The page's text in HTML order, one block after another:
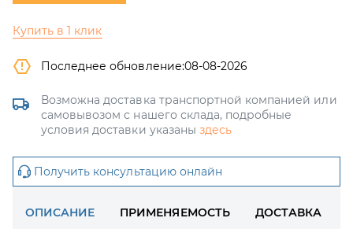
Купить в 1 клик
Последнее обновление:08-08-2026
Возможна доставка транспортной компанией или
самовывозом с нашего склада, подробные
условия доставки указаны здесь
Получить консультацию онлайн
ОПИСАНИЕ ПРИМЕНЯЕМОСТЬ ДОСТАВКА